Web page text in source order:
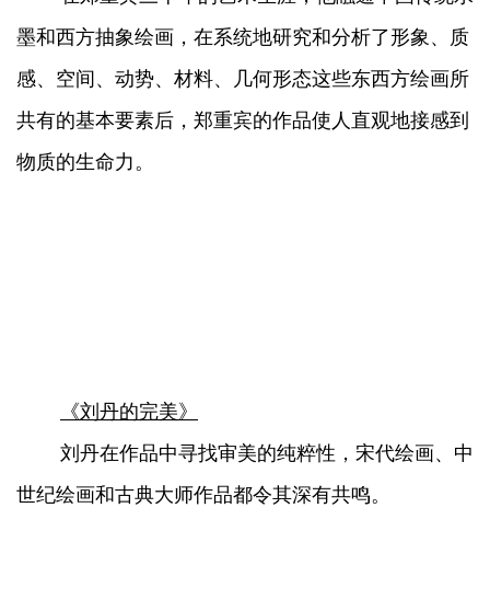
墨和西方抽象绘画，在系统地研究和分析了形象、质
感、空间、动势、材料、几何形态这些东西方绘画所
共有的基本要素后，郑重宾的作品使人直观地接感到
物质的生命力。
《刘丹的完美》
刘丹在作品中寻找审美的纯粹性，宋代绘画、中
世纪绘画和古典大师作品都令其深有共鸣。